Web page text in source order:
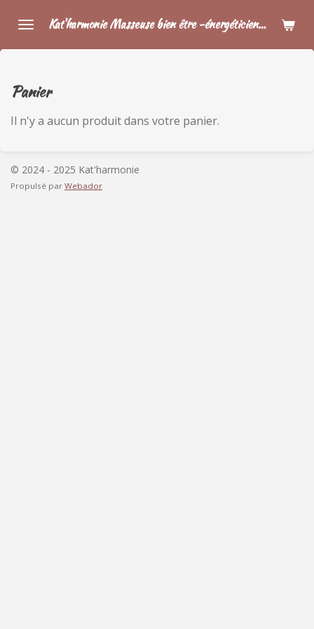
au
contenu
Kat'harmonie Masseuse bien être -énergéticienne.
Panier
Il n'y a aucun produit dans votre panier.
© 2024 - 2025 Kat'harmonie
Propulsé par Webador